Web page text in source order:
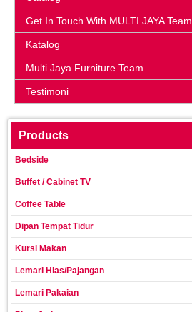
Get In Touch With MULTI JAYA Team
Katalog
Multi Jaya Furniture Team
Testimoni
Products
Bedside
Buffet / Cabinet TV
Coffee Table
Dipan Tempat Tidur
Kursi Makan
Lemari Hias/Pajangan
Lemari Pakaian